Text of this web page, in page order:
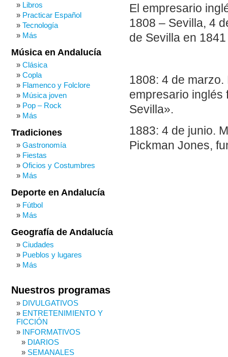
El empresario
1808 – Sevilla, 4
de Sevilla en
1808: 4 de
empresario inglés
Sevilla».
1883: 4 de junio.
Pickman Jones,
Libros
Practicar Español
Tecnología
Más
Música en Andalucía
Clásica
Copla
Flamenco y Folclore
Música joven
Pop – Rock
Más
Tradiciones
Gastronomía
Fiestas
Oficios y Costumbres
Más
Deporte en Andalucía
Fútbol
Más
Geografía de Andalucía
Ciudades
Pueblos y lugares
Más
Nuestros programas
DIVULGATIVOS
ENTRETENIMIENTO Y
FICCIÓN
INFORMATIVOS
DIARIOS
SEMANALES